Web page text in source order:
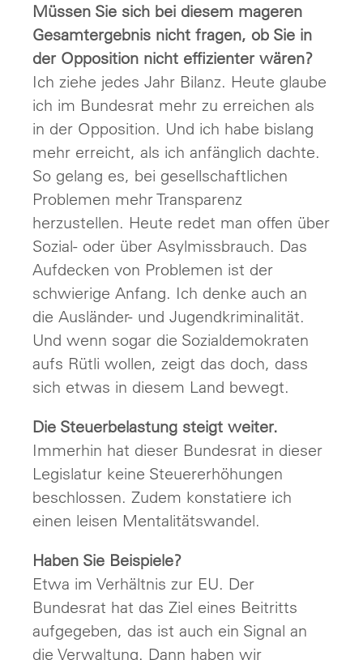
Müssen Sie sich bei diesem mageren
Gesamtergebnis nicht fragen, ob Sie in
der Opposition nicht effizienter wären?
Ich ziehe jedes Jahr Bilanz. Heute glaube
ich im Bundesrat mehr zu erreichen als
in der Opposition. Und ich habe bislang
mehr erreicht, als ich anfänglich dachte.
So gelang es, bei gesellschaftlichen
Problemen mehr Transparenz
herzustellen. Heute redet man offen über
Sozial- oder über Asylmissbrauch. Das
Aufdecken von Problemen ist der
schwierige Anfang. Ich denke auch an
die Ausländer- und Jugendkriminalität.
Und wenn sogar die Sozialdemokraten
aufs Rütli wollen, zeigt das doch, dass
sich etwas in diesem Land bewegt.
Die Steuerbelastung steigt weiter.
Immerhin hat dieser Bundesrat in dieser
Legislatur keine Steuererhöhungen
beschlossen. Zudem konstatiere ich
einen leisen Mentalitätswandel.
Haben Sie Beispiele?
Etwa im Verhältnis zur EU. Der
Bundesrat hat das Ziel eines Beitritts
aufgegeben, das ist auch ein Signal an
die Verwaltung. Dann haben wir